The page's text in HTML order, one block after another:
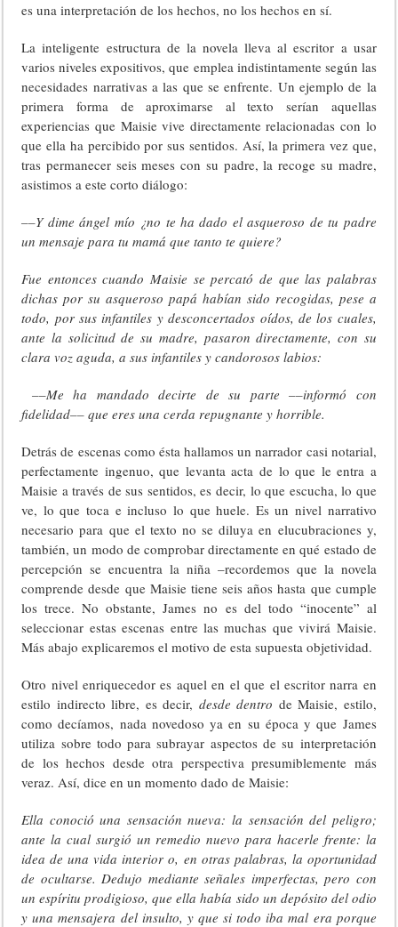
es una interpretación de los hechos, no los hechos en sí.
La inteligente estructura de la novela lleva al escritor a usar
varios niveles expositivos, que emplea indistintamente según las
necesidades narrativas a las que se enfrente. Un ejemplo de la
primera forma de aproximarse al texto serían aquellas
experiencias que Maisie vive directamente relacionadas con lo
que ella ha percibido por sus sentidos. Así, la primera vez que,
tras permanecer seis meses con su padre, la recoge su madre,
asistimos a este corto diálogo:
––Y dime ángel mío ¿no te ha dado el asqueroso de tu padre
un mensaje para tu mamá que tanto te quiere?
Fue entonces cuando Maisie se percató de que las palabras
dichas por su asqueroso papá habían sido recogidas, pese a
todo, por sus infantiles y desconcertados oídos, de los cuales,
ante la solicitud de su madre, pasaron directamente, con su
clara voz aguda, a sus infantiles y candorosos labios:
––Me ha mandado decirte de su parte ––informó con
fidelidad–– que eres una cerda repugnante y horrible.
Detrás de escenas como ésta hallamos un narrador casi notarial,
perfectamente ingenuo, que levanta acta de lo que le entra a
Maisie a través de sus sentidos, es decir, lo que escucha, lo que
ve, lo que toca e incluso lo que huele. Es un nivel narrativo
necesario para que el texto no se diluya en elucubraciones y,
también, un modo de comprobar directamente en qué estado de
percepción se encuentra la niña –recordemos que la novela
comprende desde que Maisie tiene seis años hasta que cumple
los trece. No obstante, James no es del todo “inocente” al
seleccionar estas escenas entre las muchas que vivirá Maisie.
Más abajo explicaremos el motivo de esta supuesta objetividad.
Otro nivel enriquecedor es aquel en el que el escritor narra en
estilo indirecto libre, es decir, desde dentro de Maisie, estilo,
como decíamos, nada novedoso ya en su época y que James
utiliza sobre todo para subrayar aspectos de su interpretación
de los hechos desde otra perspectiva presumiblemente más
veraz. Así, dice en un momento dado de Maisie:
Ella conoció una sensación nueva: la sensación del peligro;
ante la cual surgió un remedio nuevo para hacerle frente: la
idea de una vida interior o, en otras palabras, la oportunidad
de ocultarse. Dedujo mediante señales imperfectas, pero con
un espíritu prodigioso, que ella había sido un depósito del odio
y una mensajera del insulto, y que si todo iba mal era porque